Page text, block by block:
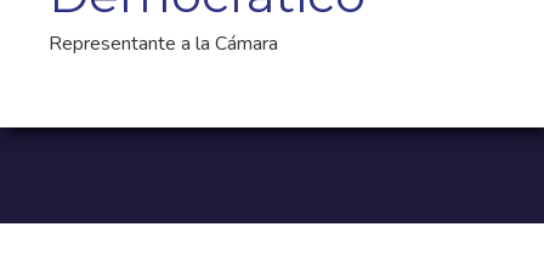
Representante a la Cámara